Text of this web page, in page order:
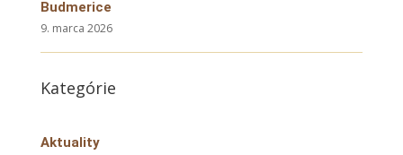
Budmerice
9. marca 2026
Kategórie
Aktuality